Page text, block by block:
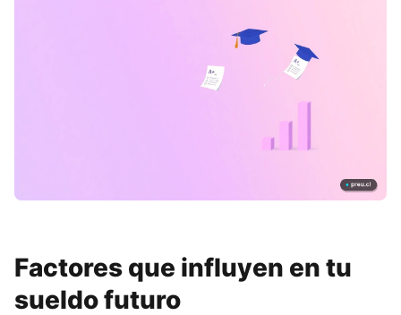
Factores que influyen en tu
sueldo futuro